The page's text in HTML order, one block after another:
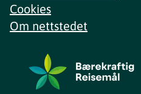
Cookies
Om nettstedet